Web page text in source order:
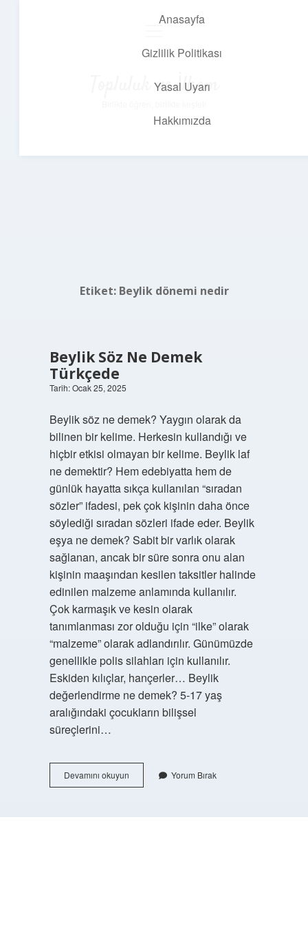
Anasayfa
Gizlilik Politikası
Yasal Uyarı
Hakkımızda
Topluluk ve İlham
Etiket: Beylik dönemi nedir
Beylik Söz Ne Demek
Türkçede
Tarih: Ocak 25, 2025
Beylik söz ne demek? Yaygın olarak da
bilinen bir kelime. Herkesin kullandığı ve
hiçbir etkisi olmayan bir kelime. Beylik laf
ne demektir? Hem edebiyatta hem de
günlük hayatta sıkça kullanılan “sıradan
sözler” ifadesi, pek çok kişinin daha önce
söylediği sıradan sözleri ifade eder. Beylik
eşya ne demek? Sabit bir varlık olarak
sağlanan, ancak bir süre sonra onu alan
kişinin maaşından kesilen taksitler halinde
edinilen malzeme anlamında kullanılır.
Çok karmaşık ve kesin olarak
tanımlanması zor olduğu için “ilke” olarak
“malzeme” olarak adlandırılır. Günümüzde
genellikle polis silahları için kullanılır.
Eskiden kılıçlar, hançerler… Beylik
değerlendirme ne demek? 5-17 yaş
aralığındaki çocukların bilişsel
süreçlerini…
Devamını okuyunBeylik
Söz
Yorum Bırak